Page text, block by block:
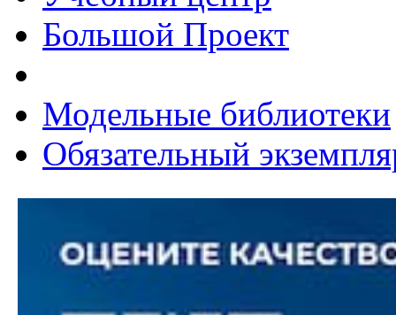
Большой Проект
Модельные библиотеки
Обязательный